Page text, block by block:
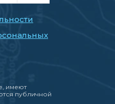
имеют
публичной